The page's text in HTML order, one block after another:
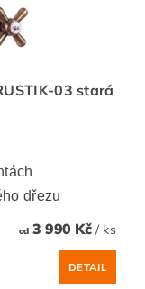
03 stará
dřezu
od3 990 Kč / ks
DETAIL